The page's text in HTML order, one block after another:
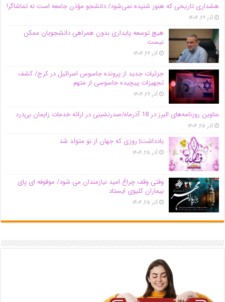
هشداری تاریخی که هنوز شنیده نمی‌شود/ دانشجو مؤذن جامعه است نه تماشاگر!
آذر ۲۶, ۱۴۰۴
هیچ توسعه پایداری بدون همراهی دانشجویان ممکن
نیست
آذر ۲۶, ۱۴۰۴
جزئیات جدید از پرونده جاسوس اسرائیل در کرج/‌ کشف
تجهیزات پیچیده جاسوسی از متهم
آذر ۲۶, ۱۴۰۴
عناوین روزنامه‌های البرز در ‌18 آذرماه/صدرنشینی در ارائه خدمات زایمان بی‌درد
آذر ۲۵, ۱۴۰۴
یادداشت| روزی که جهان از نو متولد شد
آذر ۲۵, ۱۴۰۴
وقتی وقف چراغ امید نیازمندان می شود/ موقوفه ای پای
بیماران کلیوی ایستاد
آذر ۲۵, ۱۴۰۴